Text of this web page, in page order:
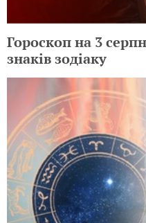
Гороскоп на 3
знаків зодіаку